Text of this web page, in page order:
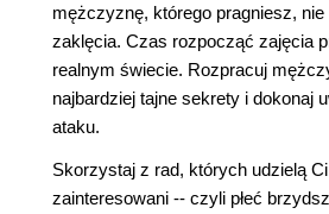
mężczyznę, którego pragniesz,
zaklęcia. Czas rozpocząć zajęcia
realnym świecie. Rozpracuj
najbardziej tajne sekrety i dokonaj
ataku.
Skorzystaj z rad, których udzielą Ci
zainteresowani -- czyli płeć